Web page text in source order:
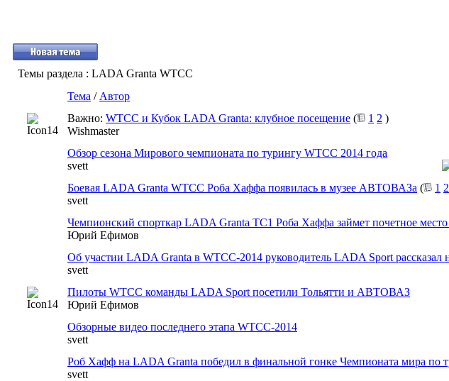
Темы раздела : LADA Granta WTCC
Тема / Автор
Важно: WTCC и Кубок LADA Granta: клубное посещение ( 1 2 )
Wishmaster
Обзор сезона Мирового чемпионата по турингу WTCC 2014 года
svett
Боевая LADA Granta WTCC Роба Хаффа появилась в музее АВТОВАЗа ( 1 2
svett
Чемпионский спорткар LADA Granta TC1 Роба Хаффа займет почетное
Юрий Ефимов
Об участии LADA Granta в WTCC-2014 руководитель LADA Sport
svett
Пилоты WTCC команды LADA Sport посетили Тольятти и АВТОВАЗ
Юрий Ефимов
Обзорные видео последнего этапа WTCC-2014
svett
Роб Хафф на LADA Granta победил в финальной гонке Чемпионата мира по
svett